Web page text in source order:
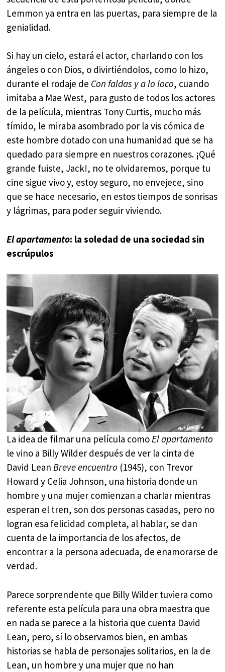
Lemmon ya entra en las puertas, para siempre de la
genialidad.
Si hay un cielo, estará el actor, charlando con los
ángeles o con Dios, o divirtiéndolos, como lo hizo,
durante el rodaje de Con faldas y a lo loco, cuando
imitaba a Mae West, para gusto de todos los actores
de la película, mientras Tony Curtis, mucho más
tímido, le miraba asombrado por la vis cómica de
este hombre dotado con una humanidad que se ha
quedado para siempre en nuestros corazones. ¡Qué
grande fuiste, Jack!, no te olvidaremos, porque tu
cine sigue vivo y, estoy seguro, no envejece, sino
que se hace necesario, en estos tiempos de sonrisas
y lágrimas, para poder seguir viviendo.
El apartamento: la soledad de una sociedad sin
escrúpulos
La idea de filmar una película comoEl apartamento
le vino a Billy Wilder después de ver la cinta de
David LeanBreve encuentro (1945), con Trevor
Howard y Celia Johnson, una historia donde un
hombre y una mujer comienzan a charlar mientras
esperan el tren, son dos personas casadas, pero no
logran esa felicidad completa, al hablar, se dan
cuenta de la importancia de los afectos, de
encontrar a la persona adecuada, de enamorarse de
verdad.
Parece sorprendente que Billy Wilder tuviera como
referente esta película para una obra maestra que
en nada se parece a la historia que cuenta David
Lean, pero, sí lo observamos bien, en ambas
historias se habla de personajes solitarios, en la de
Lean, un hombre y una mujer que no han